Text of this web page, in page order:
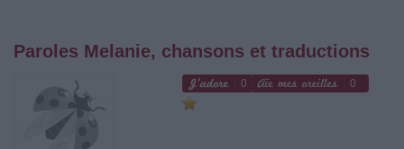
Paroles Melanie, chansons et traductions
0 0